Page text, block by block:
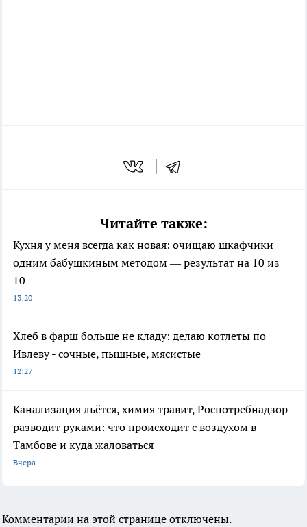
Читайте также:
Кухня у меня всегда как новая: очищаю шкафчики
одним бабушкиным методом — результат на 10 из
10
13:20
Хлеб в фарш больше не кладу: делаю котлеты по
Ивлеву - сочные, пышные, мясистые
12:27
Канализация льётся, химия травит, Роспотребнадзор
разводит руками: что происходит с воздухом в
Тамбове и куда жаловаться
Вчера
Комментарии на этой странице отключены.